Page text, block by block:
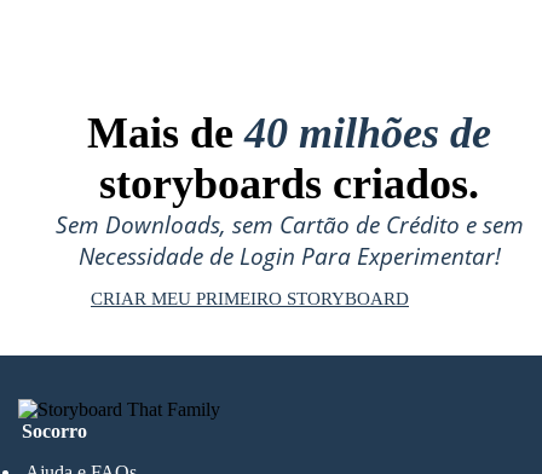
Mais de40 milhões de
storyboards criados.
Sem Downloads, sem Cartão de Crédito e sem
Necessidade de Login Para Experimentar!
CRIAR MEU PRIMEIRO STORYBOARD
Socorro